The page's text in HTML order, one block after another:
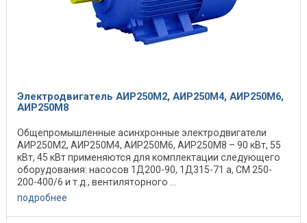
Электродвигатель АИР250М2, АИР250М4, АИР250М6,
АИР250М8
Общепромышленные асинхронные электродвигатели
АИР250М2, АИР250М4, АИР250М6, АИР250М8 – 90 кВт, 55
кВт, 45 кВт применяются для комплектации следующего
оборудования: насосов 1Д200-90, 1Д315-71 а, СМ 250-
200-400/6 и т.д., вентиляторного ...
подробнее